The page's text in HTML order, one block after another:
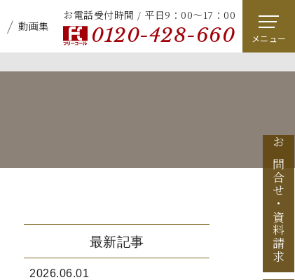
動画集
お電話受付時間 / 平日9：00～17：00
0120-428-660
メニュー
最新記事
2026.06.01
お問合せ
・
資料請求